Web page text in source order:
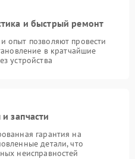
и быстрый ремонт
опыт позволяют провести
в кратчайшие
устройства
запчасти
гарантия на
детали, что
неисправностей